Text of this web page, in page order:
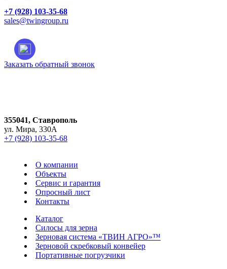
+7 (928) 103-35-68
sales@twingroup.ru
Заказать обратный звонок
355041, Ставрополь
ул. Мира, 330А
+7 (928) 103-35-68
О компании
Объекты
Сервис и гарантия
Опросный лист
Контакты
Каталог
Силосы для зерна
Зерновая система «ТВИН АГРО»™
Зерновой скребковый конвейер
Портативные погрузчики